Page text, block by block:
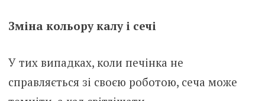
Зміна кольору калу і сечі
У тих випадках, коли печінка не
справляється зі своєю роботою, сеча може